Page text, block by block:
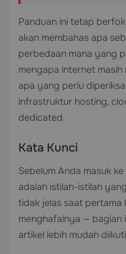
Panduan ini tetap
akan membahas apa
perbedaan mana yang
mengapa internet
apa yang perlu
infrastruktur hosting,
dedicated.
Kata Kunci
Sebelum Anda masuk
adalah istilah-istilah
tidak jelas saat pertama
menghafalnya — bagian
artikel lebih mudah